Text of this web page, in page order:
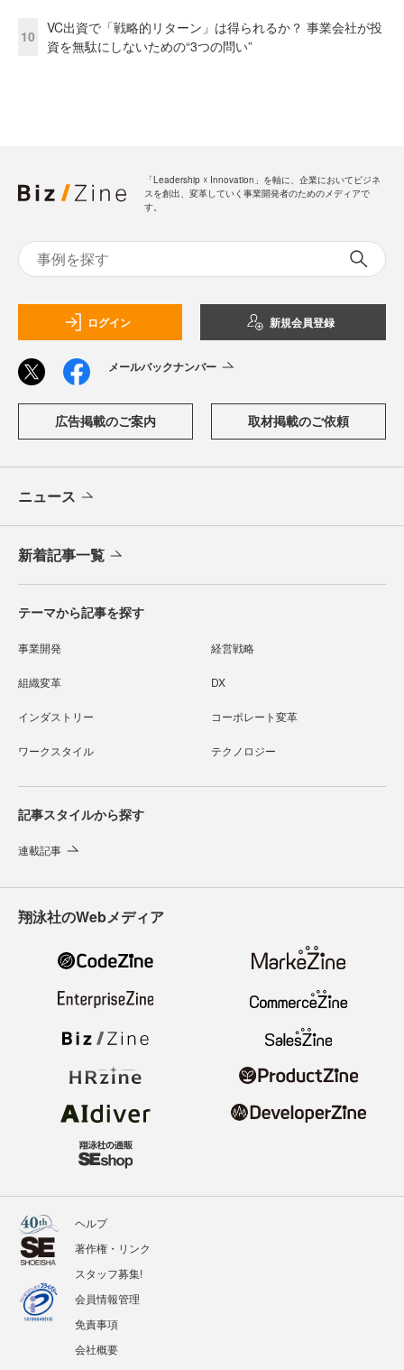
10
VC出資で「戦略的リターン」は得られるか？ 事業会社が投
資を無駄にしないための“3つの問い”
「Leadership ☓ Innovation」を軸に、企業においてビジネ
スを創出、変革していく事業開発者のためのメディアで
す。
ログイン 新規会員登録
メールバックナンバー
広告掲載のご案内 取材掲載のご依頼
ニュース
新着記事一覧
テーマから記事を探す
事業開発 経営戦略
組織変革 DX
インダストリー コーポレート変革
ワークスタイル テクノロジー
記事スタイルから探す
連載記事
翔泳社のWebメディア
ヘルプ
著作権・リンク
スタッフ募集!
会員情報管理
免責事項
会社概要